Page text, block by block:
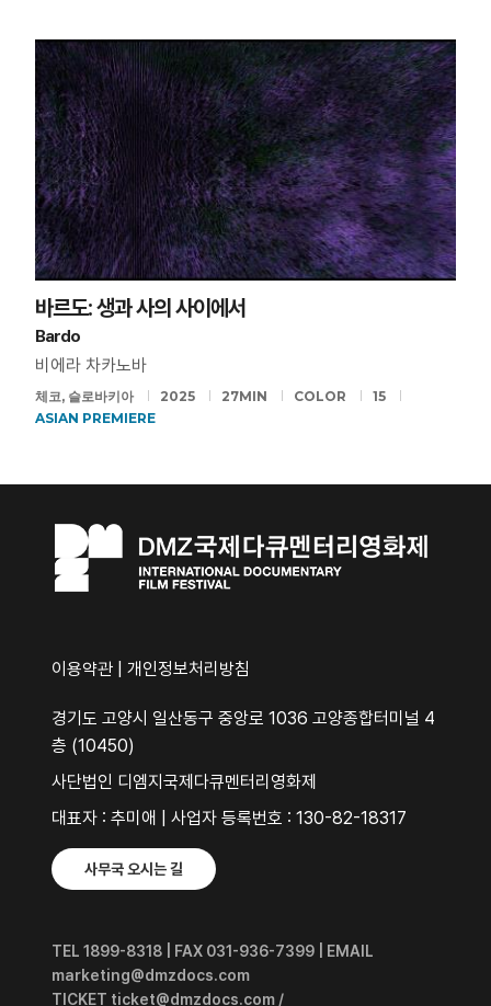
바르도: 생과 사의 사이에서
Bardo
비에라 차카노바
체코, 슬로바키아 2025 27MIN COLOR
15
ASIAN PREMIERE
이용약관 개인정보처리방침
경기도 고양시 일산동구 중앙로 1036 고양종합터미널 4
층 (10450)
사단법인 디엠지국제다큐멘터리영화제
대표자 : 추미애 | 사업자 등록번호 : 130-82-18317
사무국 오시는 길
TEL 1899-8318 | FAX 031-936-7399 | EMAIL
marketing@dmzdocs.com
TICKET ticket@dmzdocs.com /